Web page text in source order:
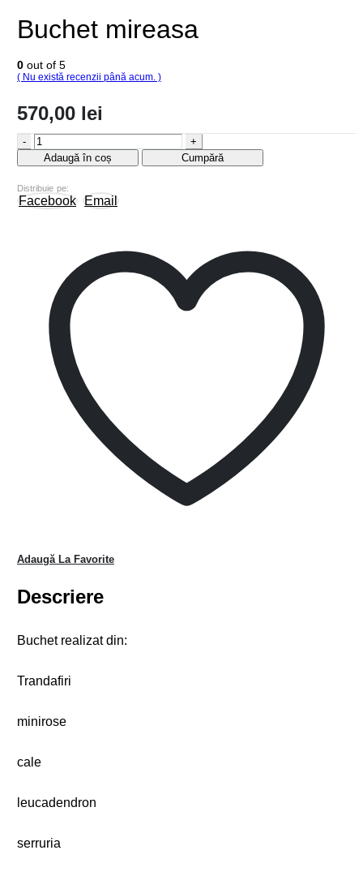
Buchet mireasa
0 out of 5
( Nu există recenzii până acum. )
570,00 lei
-
+
Adaugă în coș
Cumpără
Distribuie pe:
Facebook Email
Adaugă La Favorite
Descriere
Buchet realizat din:
Trandafiri
minirose
cale
leucadendron
serruria